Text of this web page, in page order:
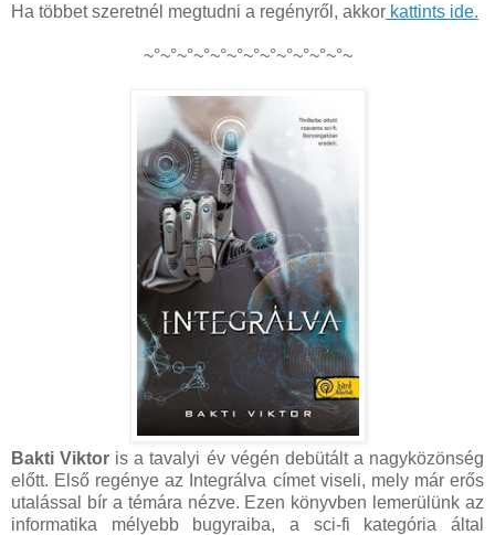
Ha többet szeretnél megtudni a regényről, akkor kattints ide.
~°~°~°~°~°~°~°~°~°~°~°~°~
Bakti Viktor is a tavalyi év végén debütált a nagyközönség
előtt. Első regénye az Integrálva címet viseli, mely már erős
utalással bír a témára nézve. Ezen könyvben lemerülünk az
informatika mélyebb bugyraiba, a sci-fi kategória által